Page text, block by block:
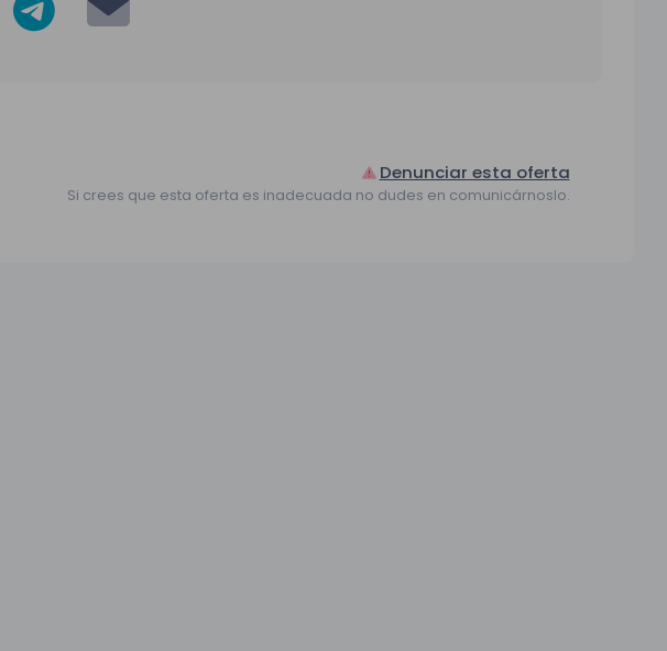
Denunciar esta oferta
Si crees que esta oferta es inadecuada no dudes en comunicárnoslo.